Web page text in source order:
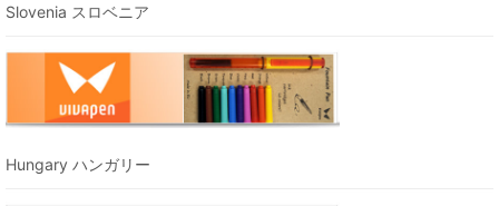
Slovenia スロベニア
Hungary ハンガリー